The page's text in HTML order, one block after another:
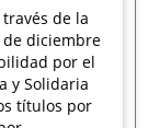
de la
de diciembre
por el
y Solidaria
títulos por